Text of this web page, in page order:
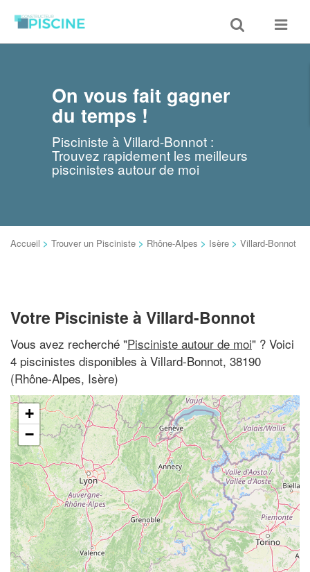
Toggle
search
Toggle
On vous fait gagner
du temps !
Pisciniste à Villard-Bonnot :
Trouvez rapidement les meilleurs
piscinistes autour de moi
Accueil > Trouver un Pisciniste > Rhône-Alpes > Isère > Villard-Bonnot
Votre Pisciniste à Villard-Bonnot
Vous avez recherché "Pisciniste autour de moi" ? Voici
4 piscinistes disponibles à Villard-Bonnot, 38190
(Rhône-Alpes, Isère)
+
−